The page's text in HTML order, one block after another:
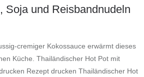
Soja und Reisbandnudeln
cremiger Kokossauce erwärmt dieses
Küche. Thailändischer Hot Pot mit
Rezept drucken Thailändischer Hot